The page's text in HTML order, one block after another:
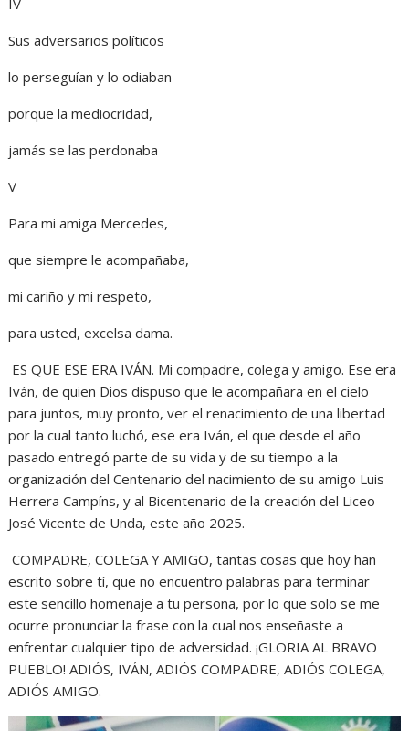
Sus adversarios políticos
lo perseguían y lo odiaban
porque la mediocridad,
jamás se las perdonaba
V
Para mi amiga Mercedes,
que siempre le acompañaba,
mi cariño y mi respeto,
para usted, excelsa dama.
ES QUE ESE ERA IVÁN. Mi compadre, colega y amigo. Ese era
Iván, de quien Dios dispuso que le acompañara en el cielo
para juntos, muy pronto, ver el renacimiento de una libertad
por la cual tanto luchó, ese era Iván, el que desde el año
pasado entregó parte de su vida y de su tiempo a la
organización del Centenario del nacimiento de su amigo Luis
Herrera Campíns, y al Bicentenario de la creación del Liceo
José Vicente de Unda, este año 2025.
COMPADRE, COLEGA Y AMIGO, tantas cosas que hoy han
escrito sobre tí, que no encuentro palabras para terminar
este sencillo homenaje a tu persona, por lo que solo se me
ocurre pronunciar la frase con la cual nos enseñaste a
enfrentar cualquier tipo de adversidad. ¡GLORIA AL BRAVO
PUEBLO! ADIÓS, IVÁN, ADIÓS COMPADRE, ADIÓS COLEGA,
ADIÓS AMIGO.